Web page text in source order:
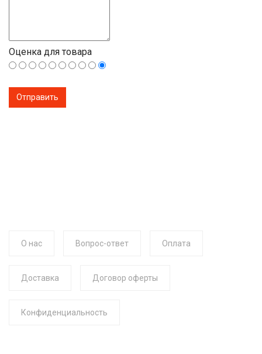
Оценка для товара
О нас Вопрос-ответ Оплата
Доставка Договор оферты
Конфиденциальность